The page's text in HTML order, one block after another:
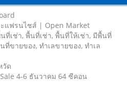
ะแฟรนไชส์ | Open Market
ที่เช่า, พื้นที่เช่า, พื้นที่ให้เช่า, มีพื้นที่
ที่ขายของ, ทําเลขายของ, ทำเล
วัด
4-6 ธันวาคม 64 ซีคอน